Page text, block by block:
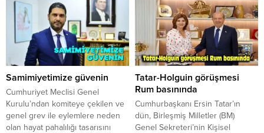
Samimiyetimize güvenin
Cumhuriyet Meclisi Genel
Kurulu’ndan komiteye çekilen ve
genel grev ile eylemlere neden
olan hayat pahalılığı tasarısını
Tatar-Holguin görüşmesi
Rum basınında
Cumhurbaşkanı Ersin Tatar’ın
dün, Birleşmiş Milletler (BM)
Genel Sekreteri’nin Kişisel